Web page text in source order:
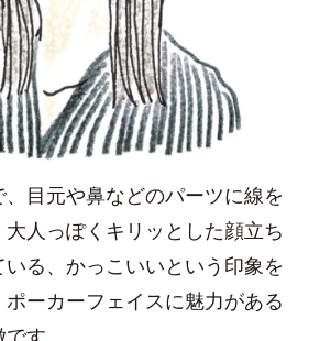
目元や鼻などのパーツに線を
人っぽくキリッとした顔立ち
る、かっこいいという印象を
ーカーフェイスに魅力がある
す。